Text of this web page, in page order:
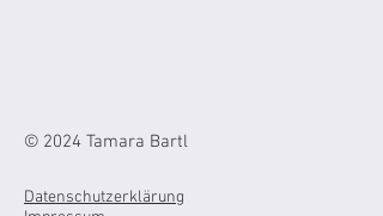
© 2024 Tamara Bartl
Datenschutzerklärung